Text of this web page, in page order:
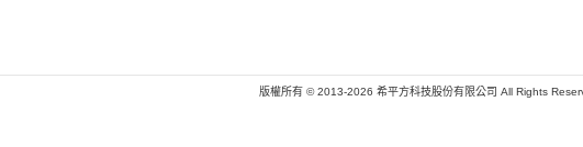
版權所有 © 2013-2026 希平方科技股份有限公司 All Rights